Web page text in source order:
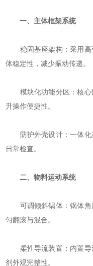
一、主体框架系统
稳固基座架构‌：采用高
体稳定性，减少振动传递。
模块化功能分区‌：核心
升操作便捷性。
防护外壳设计‌：一体化
日常检查。
二、物料运动系统
可调倾斜锅体‌：锅体角
匀翻滚与混合。
柔性导流装置‌：内置导
剂外观完整性。